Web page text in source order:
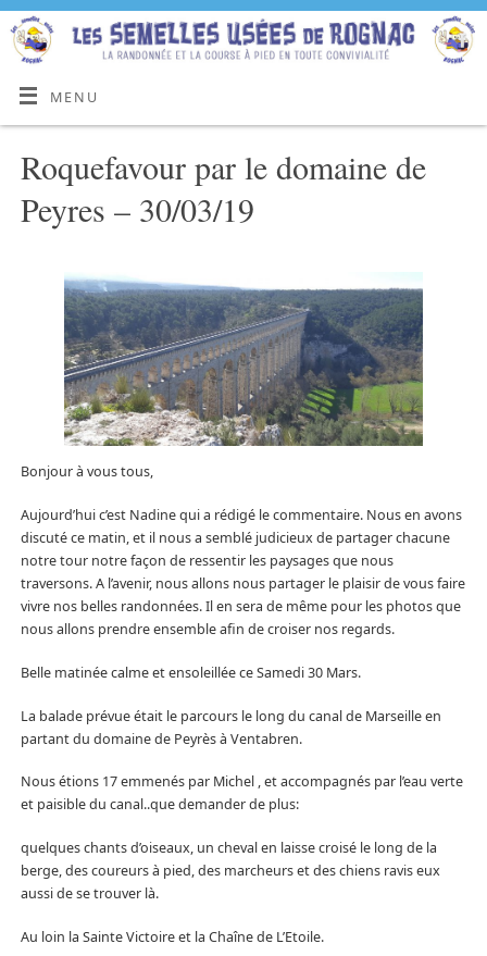
MENU
Roquefavour par le domaine de
Peyres – 30/03/19
Bonjour à vous tous,
Aujourd’hui c’est Nadine qui a rédigé le commentaire. Nous en avons
discuté ce matin, et il nous a semblé judicieux de partager chacune
notre tour notre façon de ressentir les paysages que nous
traversons. A l’avenir, nous allons nous partager le plaisir de vous faire
vivre nos belles randonnées. Il en sera de même pour les photos que
nous allons prendre ensemble afin de croiser nos regards.
Belle matinée calme et ensoleillée ce Samedi 30 Mars.
La balade prévue était le parcours le long du canal de Marseille en
partant du domaine de Peyrès à Ventabren.
Nous étions 17 emmenés par Michel , et accompagnés par l’eau verte
et paisible du canal..que demander de plus:
quelques chants d’oiseaux, un cheval en laisse croisé le long de la
berge, des coureurs à pied, des marcheurs et des chiens ravis eux
aussi de se trouver là.
Au loin la Sainte Victoire et la Chaîne de L’Etoile.